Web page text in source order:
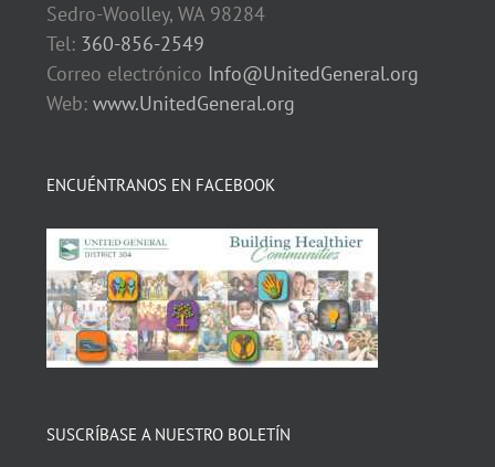
Sedro-Woolley, WA 98284
Tel: 360-856-2549
Correo electrónico Info@UnitedGeneral.org
Web:www.UnitedGeneral.org
ENCUÉNTRANOS EN FACEBOOK
SUSCRÍBASE A NUESTRO BOLETÍN